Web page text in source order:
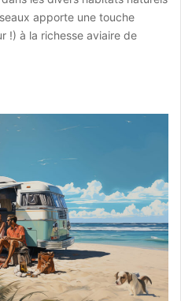
apporte une touche
!) à la richesse aviaire de